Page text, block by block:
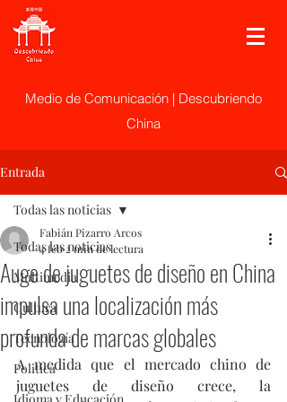
Medio de Comunicación | Descubriendo
China
Entrada
Todas las noticias
Multimedia
Cultura
Tecnología
Politica
Todas las noticias
Auge de juguetes de diseño en China
impulsa una localización más
profunda de marcas globales
Fabián Pizarro Arcos
4 feb 2 min de lectura
A medida que el mercado chino de
juguetes de diseño crece, la